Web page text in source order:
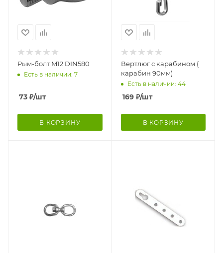
Рым-болт M12 DIN580
Есть в наличии: 7
73 ₽/шт
В КОРЗИНУ
Вертлюг с карабином (
карабин 90мм)
Есть в наличии: 44
169₽/шт
В КОРЗИНУ